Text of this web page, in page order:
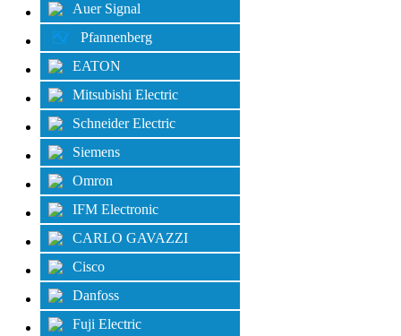
Auer Signal
Pfannenberg
EATON
Mitsubishi Electric
Schneider Electric
Siemens
Omron
IFM Electronic
CARLO GAVAZZI
Cisco
Danfoss
Fuji Electric